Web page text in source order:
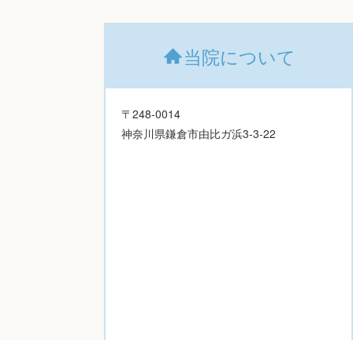
当院について
〒248-0014
神奈川県鎌倉市由比ガ浜3-3-22